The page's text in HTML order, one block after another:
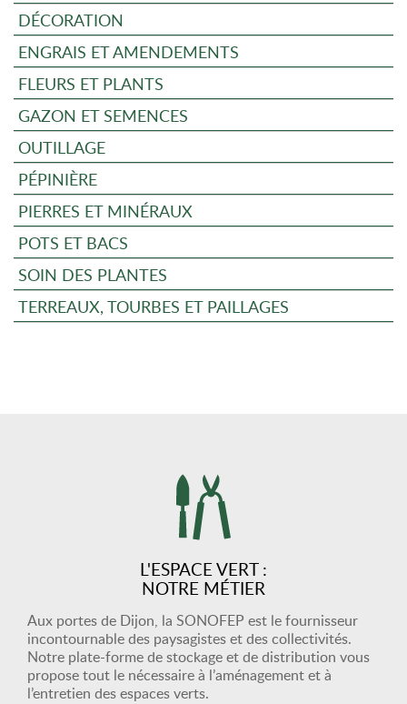
DÉCORATION
ENGRAIS ET AMENDEMENTS
FLEURS ET PLANTS
GAZON ET SEMENCES
OUTILLAGE
PÉPINIÈRE
PIERRES ET MINÉRAUX
POTS ET BACS
SOIN DES PLANTES
TERREAUX, TOURBES ET PAILLAGES
L'ESPACE VERT :
NOTRE MÉTIER
Aux portes de Dijon, la SONOFEP est le fournisseur
incontournable des paysagistes et des collectivités.
Notre plate-forme de stockage et de distribution vous
propose tout le nécessaire à l’aménagement et à
l’entretien des espaces verts.